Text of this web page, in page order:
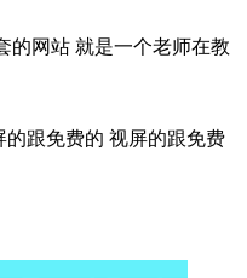
的网站 就是一个老师在教
跟免费的 视屏的跟免费